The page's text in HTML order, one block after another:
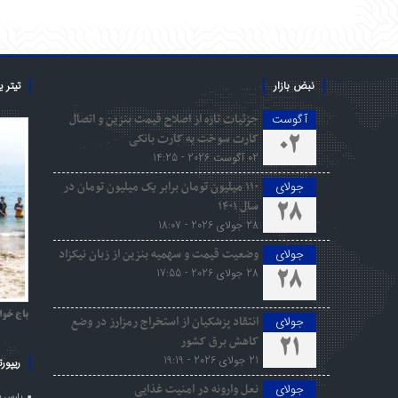
نبض بازار
آگوست
02
جزئیات تازه از اصلاح قیمت بنزین و اتصال
کارت سوخت به کارت بانکی
02 آگوست 2026 - 14:25
جولای
28
۱۱۰ میلیون تومان برابر یک میلیون تومان در
سال ۱۴۰۱
28 جولای 2026 - 18:07
جولای
28
وضعیت قیمت و سهمیه بنزین از زبان نیکزاد
28 جولای 2026 - 17:55
جولای
21
انتقاد پزشکیان از استخراج رمزارز در وضع
کاهش برق کشور
21 جولای 2026 - 19:19
جولای نعل وارونه در امنیت غذایی
باج